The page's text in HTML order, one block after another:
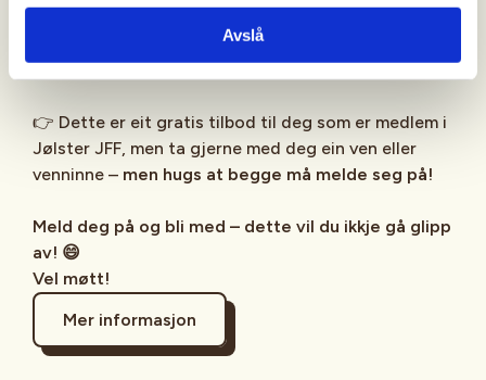
Avslå
🔥 Perfekt om du vil prøve noko nytt, eller berre ha
ein kul ettermiddag med litt action!
👉 Dette er eit gratis tilbod til deg som er medlem i
Jølster JFF, men ta gjerne med deg ein ven eller
venninne – men hugs at begge må melde seg på!
Meld deg på og bli med – dette vil du ikkje gå glipp
av! 😄
Vel møtt!
Mer informasjon